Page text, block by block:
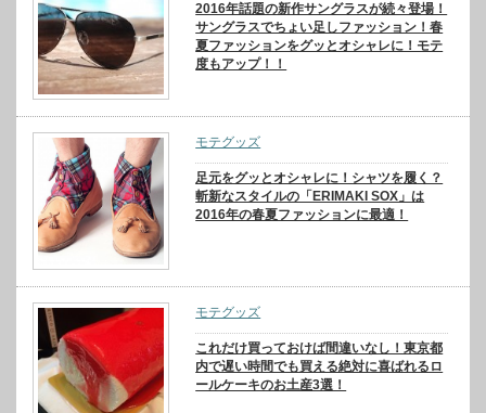
2016年話題の新作サングラスが続々登場！
サングラスでちょい足しファッション！春
夏ファッションをグッとオシャレに！モテ
度もアップ！！
モテグッズ
足元をグッとオシャレに！シャツを履く？
斬新なスタイルの「ERIMAKI SOX」は
2016年の春夏ファッションに最適！
モテグッズ
これだけ買っておけば間違いなし！東京都
内で遅い時間でも買える絶対に喜ばれるロ
ールケーキのお土産3選！